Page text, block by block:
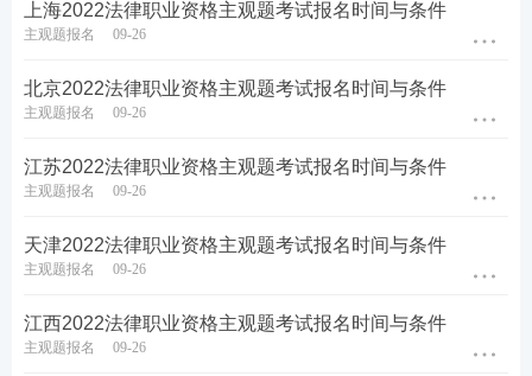
上海2022法律职业资格主观题考试报名时间与条件
主观题报名 09-26
北京2022法律职业资格主观题考试报名时间与条件
主观题报名 09-26
江苏2022法律职业资格主观题考试报名时间与条件
主观题报名 09-26
天津2022法律职业资格主观题考试报名时间与条件
主观题报名 09-26
江西2022法律职业资格主观题考试报名时间与条件
主观题报名 09-26